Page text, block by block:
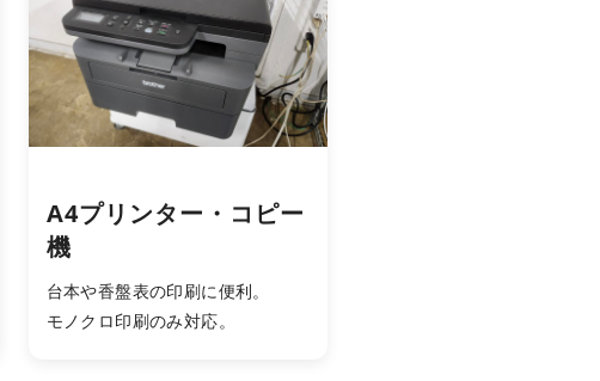
A4プリンター・コピー
機
台本や香盤表の印刷に便利。
モノクロ印刷のみ対応。